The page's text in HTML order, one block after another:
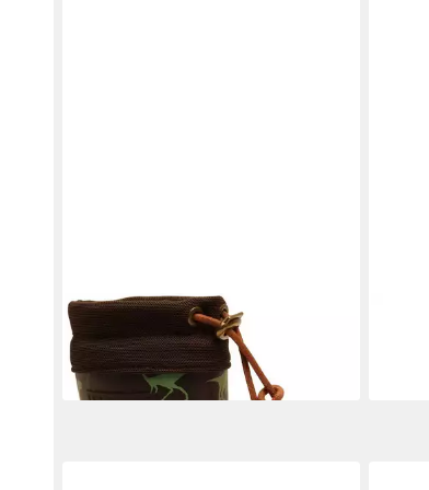
Bisgaard Thermo Brown
Dino Größe EU 33 Sneaker
64,90 €